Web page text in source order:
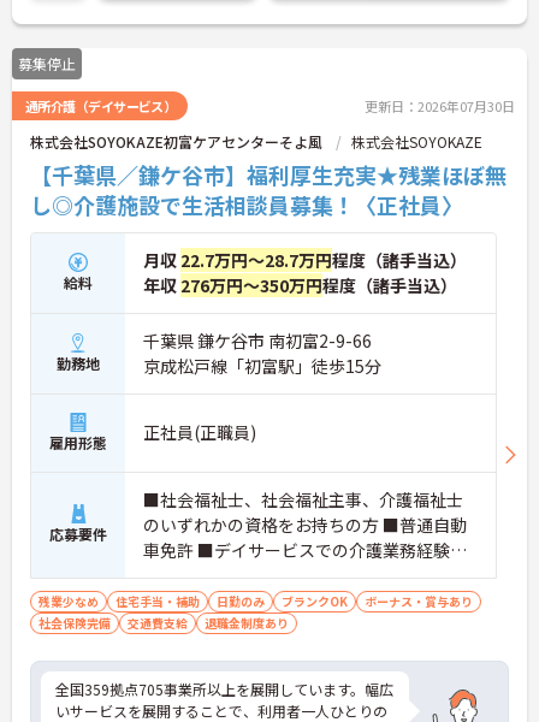
に詳細をお話しいたしますのでお気軽にご相談くだ
さい！
募集停止
通所介護（デイサービス） 更新日：2026年07月30日
株式会社SOYOKAZE初富ケアセンターそよ風 株式会社SOYOKAZE
【千葉県／鎌ケ谷市】福利厚生充実★残業ほぼ無
し◎介護施設で生活相談員募集！〈正社員〉
給料
月収 22.7万円～28.7万円程度（諸手当込）
年収 276万円～350万円程度（諸手当込）
勤務地
千葉県 鎌ケ谷市 南初富2-9-66
京成松戸線「初富駅」徒歩15分
雇用形態 正社員(正職員)
応募要件
■社会福祉士、社会福祉主事、介護福祉士
のいずれかの資格をお持ちの方 ■普通自動
車免許 ■デイサービスでの介護業務経験、
生活相談員業務経験がある方歓迎 ※学歴不
問 ※ブランク可
残業少なめ 住宅手当・補助 日勤のみ ブランクOK
ボーナス・賞与あり
社会保険完備
交通費支給 退職金制度あり
全国359拠点705事業所以上を展開しています。幅広
いサービスを展開することで、利用者一人ひとりの